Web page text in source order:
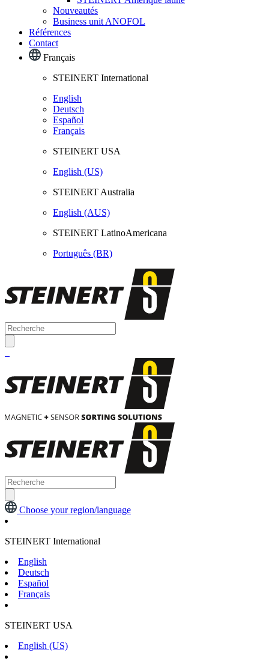
Nouveautés
Business unit ANOFOL
Références
Contact
Français
STEINERT International
English
Deutsch
Español
Français
STEINERT USA
English (US)
STEINERT Australia
English (AUS)
STEINERT LatinoAmericana
Português (BR)
Choose your region/language
STEINERT International
English
Deutsch
Español
Français
STEINERT USA
English (US)